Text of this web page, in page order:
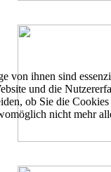
von ihnen sind
und die
ob Sie die
nicht mehr